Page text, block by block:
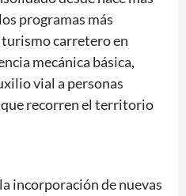
programas más
carretero en
mecánica básica,
vial a personas
recorren el territorio
incorporación de nuevas